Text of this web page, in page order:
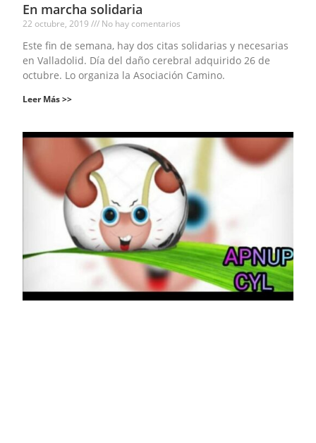
En marcha solidaria
22 octubre, 2019 No hay comentarios
Este fin de semana, hay dos citas solidarias y necesarias
en Valladolid. Día del daño cerebral adquirido 26 de
octubre. Lo organiza la Asociación Camino.
Leer Más >>